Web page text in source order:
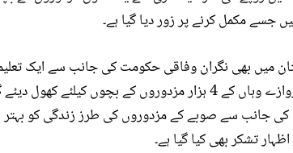
جسے مکمل کرنے پر زور دیا گیا ہے۔
میں بھی نگران وفاقی حکومت کی جانب سے ایک
سکول کے دروازے وہاں کے 4 ہزار مزدوروں کے
جانب سے صوبے کے مزدوروں کی طرز زندگی کو بہتر
تشکر بھی کیا گیا ہے۔